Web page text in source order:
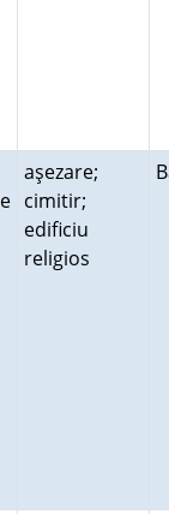
aşezare;
cimitir;
edificiu
religios